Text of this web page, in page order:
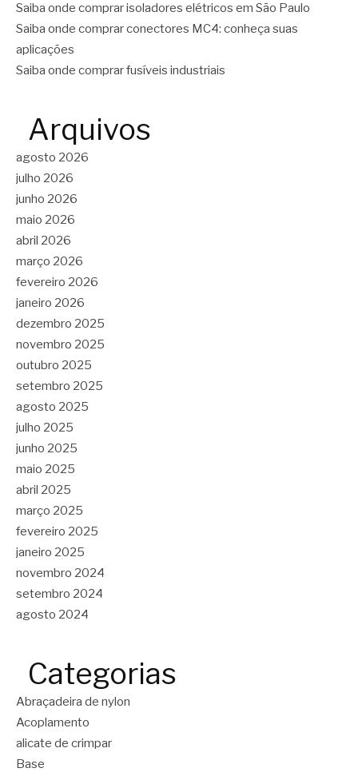
Saiba onde comprar isoladores elétricos em São Paulo
Saiba onde comprar conectores MC4: conheça suas
aplicações
Saiba onde comprar fusíveis industriais
Arquivos
agosto 2026
julho 2026
junho 2026
maio 2026
abril 2026
março 2026
fevereiro 2026
janeiro 2026
dezembro 2025
novembro 2025
outubro 2025
setembro 2025
agosto 2025
julho 2025
junho 2025
maio 2025
abril 2025
março 2025
fevereiro 2025
janeiro 2025
novembro 2024
setembro 2024
agosto 2024
Categorias
Abraçadeira de nylon
Acoplamento
alicate de crimpar
Base